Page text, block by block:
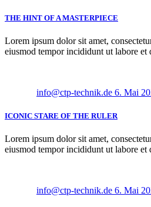
THE HINT OF A MASTERPIECE
Lorem ipsum dolor sit amet,
eiusmod tempor incididunt ut labore et
info@ctp-technik.de 6. Mai
ICONIC STARE OF THE RULER
Lorem ipsum dolor sit amet,
eiusmod tempor incididunt ut labore et
info@ctp-technik.de 6. Mai